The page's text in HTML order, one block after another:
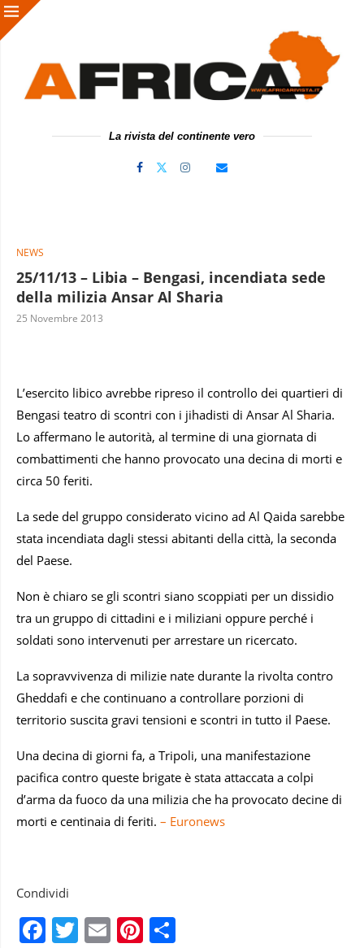
La rivista del continente vero
NEWS
25/11/13 – Libia – Bengasi, incendiata sede
della milizia Ansar Al Sharia
25 Novembre 2013
L’esercito libico avrebbe ripreso il controllo dei quartieri di
Bengasi teatro di scontri con i jihadisti di Ansar Al Sharia.
Lo affermano le autorità, al termine di una giornata di
combattimenti che hanno provocato una decina di morti e
circa 50 feriti.
La sede del gruppo considerato vicino ad Al Qaida sarebbe
stata incendiata dagli stessi abitanti della città, la seconda
del Paese.
Non è chiaro se gli scontri siano scoppiati per un dissidio
tra un gruppo di cittadini e i miliziani oppure perché i
soldati sono intervenuti per arrestare un ricercato.
La sopravvivenza di milizie nate durante la rivolta contro
Gheddafi e che continuano a controllare porzioni di
territorio suscita gravi tensioni e scontri in tutto il Paese.
Una decina di giorni fa, a Tripoli, una manifestazione
pacifica contro queste brigate è stata attaccata a colpi
d’arma da fuoco da una milizia che ha provocato decine di
morti e centinaia di feriti. – Euronews
Condividi
Facebook
Twitter
EmailPinterest